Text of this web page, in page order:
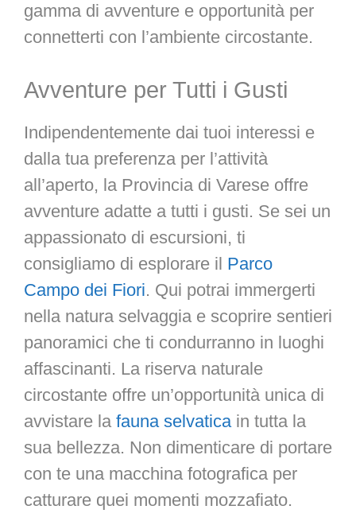
gamma di avventure e opportunità per
connetterti con l’ambiente circostante.
Avventure per Tutti i Gusti
Indipendentemente dai tuoi interessi e
dalla tua preferenza per l’attività
all’aperto, la Provincia di Varese offre
avventure adatte a tutti i gusti. Se sei un
appassionato di escursioni, ti
consigliamo di esplorare il Parco
Campo dei Fiori. Qui potrai immergerti
nella natura selvaggia e scoprire sentieri
panoramici che ti condurranno in luoghi
affascinanti. La riserva naturale
circostante offre un’opportunità unica di
avvistare la fauna selvaticain tutta la
sua bellezza. Non dimenticare di portare
con te una macchina fotografica per
catturare quei momenti mozzafiato.